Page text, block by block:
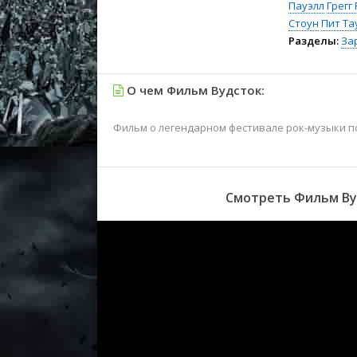
Пауэлл Грегг
Стоун Пит
Разделы:
О чем Фильм Вудсток:
Фильм о легендарном фестивале рок-музыки
Смотреть Фильм